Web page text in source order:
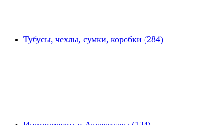
Тубусы, чехлы, сумки, коробки (284)